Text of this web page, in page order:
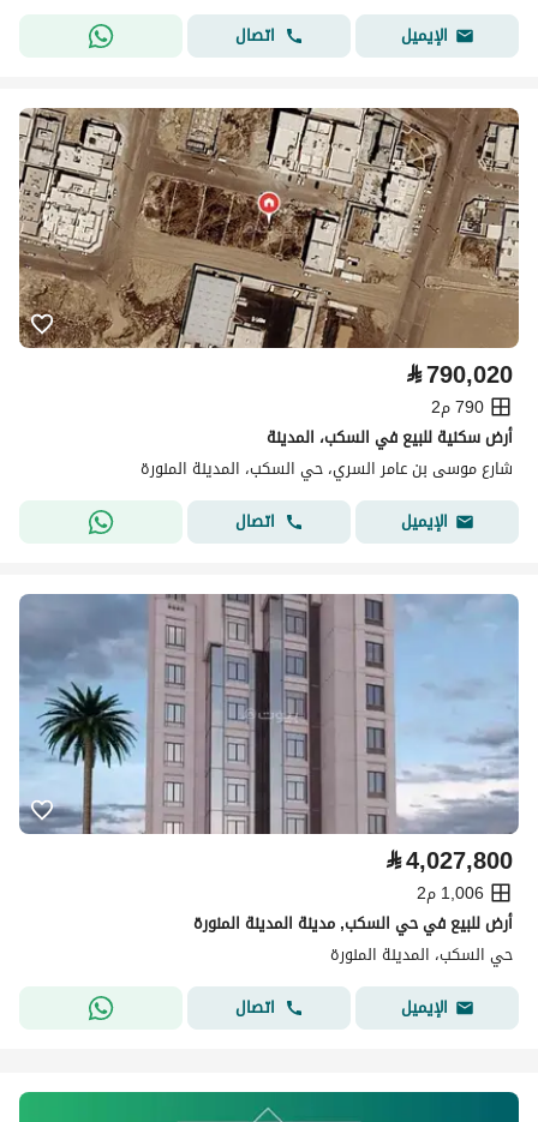
الإيميل
اتصال
⃁790,020
790 م2
أرض سكنية للبيع في السكب، المدينة
شارع موسى بن عامر السري، حي السكب، المدينة المنورة
الإيميل
اتصال
⃁4,027,800
1,006 م2
أرض للبيع في حي السكب, مدينة المدينة المنورة
حي السكب، المدينة المنورة
الإيميل
اتصال